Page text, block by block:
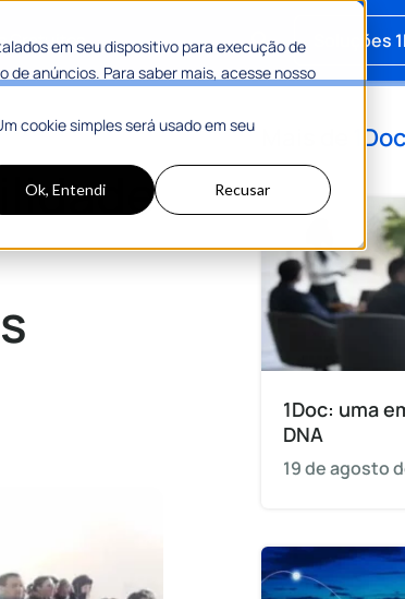
em seu dispositivo para execução de
anúncios. Para saber mais, acesse nosso
cookie simples será usado em seu
Ok, Entendi Recusar
Gratuitos Soluções
diferentes
1Doc: uma
DNA
19 de agosto